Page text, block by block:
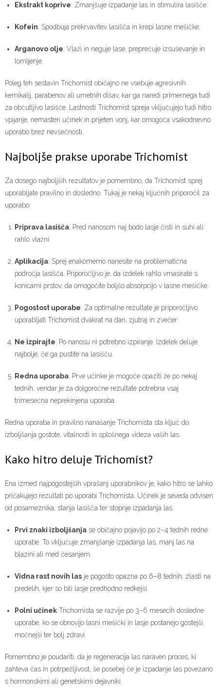
Ekstrakt koprive: Zmanjšuje izpadanje las in stimulira lasišče.
Kofein: Spodbuja prekrvavitev lasišča in krepi lasne mešičke.
Arganovo olje: Vlaži in neguje lase, preprečuje izsuševanje in
lomljenje.
Poleg teh sestavin Trichomist običajno ne vsebuje agresivnih
kemikalij, parabenov ali umetnih dišav, kar ga naredi primernega tudi
za občutljivo lasišče. Lastnosti Trichomist spreja vključujejo tudi hitro
vpijanje, nemasten učinek in prijeten vonj, kar omogoča vsakodnevno
uporabo brez nevšečnosti.
Najboljše prakse uporabe Trichomist
Za dosego najboljših rezultatov je pomembno, da Trichomist sprej
uporabljate pravilno in dosledno. Tukaj je nekaj ključnih priporočil za
uporabo:
Priprava lasišča: Pred nanosom naj bodo lasje čisti in suhi ali
rahlo vlažni.
Aplikacija: Sprej enakomerno nanesite na problematična
področja lasišča. Priporočljivo je, da izdelek rahlo vmasirate s
konicami prstov, da omogočite boljšo absorpcijo v lasne mešičke.
Pogostost uporabe: Za optimalne rezultate je priporočljivo
uporabljati Trichomist dvakrat na dan, zjutraj in zvečer.
Ne izpirajte: Po nanosu ni potrebno izpiranje. Izdelek deluje
najbolje, če ga pustite na lasišču.
Redna uporaba: Prve učinke je mogoče opaziti že po nekaj
tednih, vendar je za dolgoročne rezultate potrebna vsaj
trimesečna neprekinjena uporaba.
Redna uporaba in pravilno nanašanje Trichomista sta ključ do
izboljšanja gostote, vitalnosti in splošnega videza vaših las.
Kako hitro deluje Trichomist?
Ena izmed najpogostejših vprašanj uporabnikov je, kako hitro se lahko
pričakujejo rezultati po uporabi Trichomista. Učinek je seveda odvisen
od posameznika, stanja lasišča ter stopnje izpadanja las.
Prvi znaki izboljšanja se običajno pojavijo po 2–4 tednih redne
uporabe. To vključuje zmanjšanje izpadanja las, manj las na
blazini ali med česanjem.
Vidna rast novih las je pogosto opazna po 6–8 tednih, zlasti na
predelih, kjer so bili lasje predhodno redkejši.
Polni učinek Trichomista se razvije po 3–6 mesecih dosledne
uporabe, ko se obnovijo lasni mešički in lasje postanejo gostejši,
močnejši ter bolj zdravi.
Pomembno je poudariti, da je regeneracija las naraven proces, ki
zahteva čas in potrpežljivost, še posebej če je izpadanje las povezano
s hormonskimi ali genetskimi dejavniki.